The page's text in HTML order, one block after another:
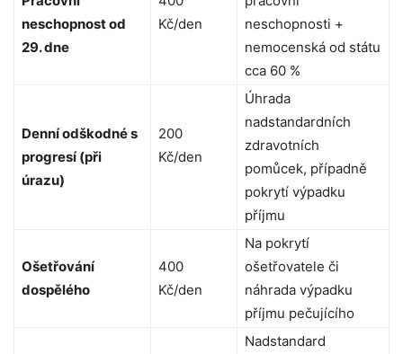
neschopnost od
29. dne
Kč/den
neschopnosti +
nemocenská od státu
cca 60 %
Denní odškodné s
progresí (při
úrazu)
200
Kč/den
Úhrada
nadstandardních
zdravotních
pomůcek, případně
pokrytí výpadku
příjmu
Ošetřování
dospělého
400
Kč/den
Na pokrytí
ošetřovatele či
náhrada výpadku
příjmu pečujícího
Nadstandard